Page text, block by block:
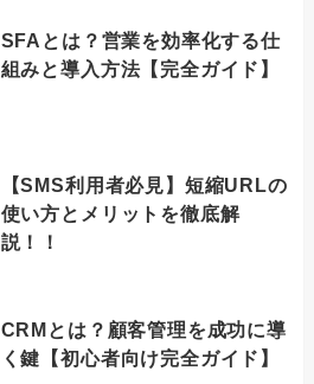
SFAとは？営業を効率化する仕
組みと導入方法【完全ガイド】
【SMS利用者必見】短縮URLの
使い方とメリットを徹底解
説！！
CRMとは？顧客管理を成功に導
く鍵【初心者向け完全ガイド】